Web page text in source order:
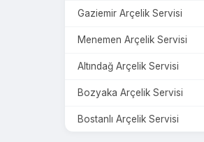
Gaziemir Arçelik Servisi
Menemen Arçelik Servisi
Altındağ Arçelik Servisi
Bozyaka Arçelik Servisi
Bostanlı Arçelik Servisi